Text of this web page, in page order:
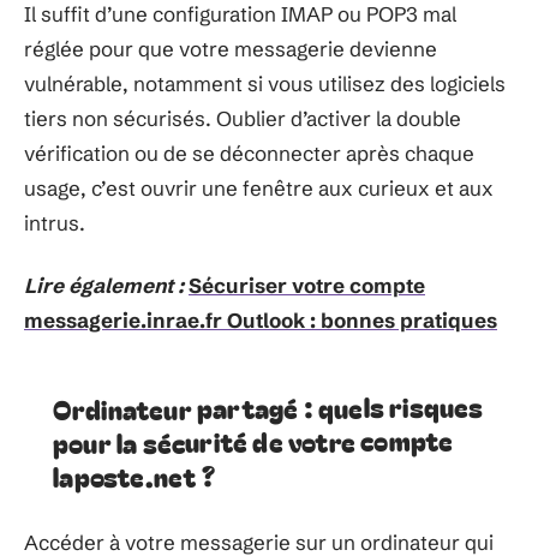
Il suffit d’une configuration IMAP ou POP3 mal
réglée pour que votre messagerie devienne
vulnérable, notamment si vous utilisez des logiciels
tiers non sécurisés. Oublier d’activer la double
vérification ou de se déconnecter après chaque
usage, c’est ouvrir une fenêtre aux curieux et aux
intrus.
Lire également :Sécuriser votre compte
messagerie.inrae.fr Outlook : bonnes pratiques
Ordinateur partagé : quels risques
pour la sécurité de votre compte
laposte.net ?
Accéder à votre messagerie sur un ordinateur qui